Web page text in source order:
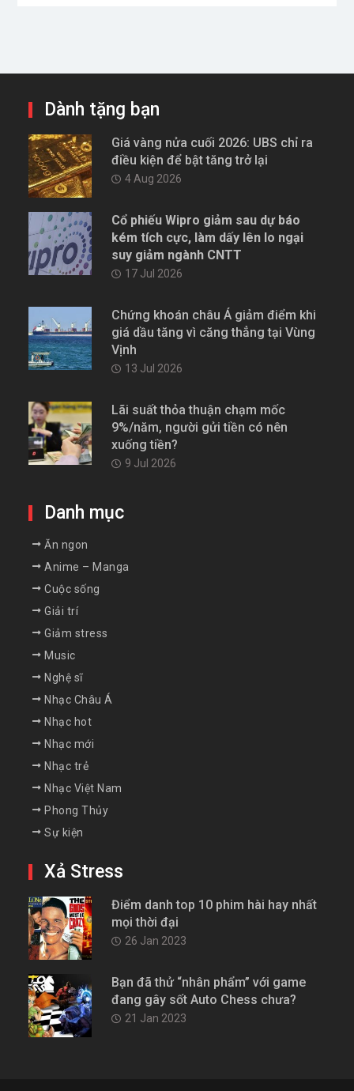
Dành tặng bạn
Giá vàng nửa cuối 2026: UBS chỉ ra
điều kiện để bật tăng trở lại
4 Aug 2026
Cổ phiếu Wipro giảm sau dự báo
kém tích cực, làm dấy lên lo ngại
suy giảm ngành CNTT
17 Jul 2026
Chứng khoán châu Á giảm điểm khi
giá dầu tăng vì căng thẳng tại Vùng
Vịnh
13 Jul 2026
Lãi suất thỏa thuận chạm mốc
9%/năm, người gửi tiền có nên
xuống tiền?
9 Jul 2026
Danh mục
Ăn ngon
Anime – Manga
Cuộc sống
Giải trí
Giảm stress
Music
Nghệ sĩ
Nhạc Châu Á
Nhạc hot
Nhạc mới
Nhạc trẻ
Nhạc Việt Nam
Phong Thủy
Sự kiện
Xả Stress
Điểm danh top 10 phim hài hay nhất
mọi thời đại
26 Jan 2023
Bạn đã thử “nhân phẩm” với game
đang gây sốt Auto Chess chưa?
21 Jan 2023